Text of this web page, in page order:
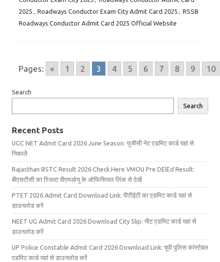
2025 , Roadways Conductor Exam City Admit Card 2025 , RSSB
Roadways Conductor Admit Card 2025 Official Website
Pages: « 1 2 3 4 5 6 7 8 9 10
Search
Search
Recent Posts
UGC NET Admit Card 2026 June Season: यूजीसी नेट एडमिट कार्ड यहां से
निकालें
Rajasthan BSTC Result 2026 Check Here VMOU Pre DElEd Result:
बीएसटीसी का रिजल्ट वीएमओयू के ऑफिसियल लिंक से देखें
PTET 2026 Admit Card Download Link: पीटीईटी का एडमिट कार्ड यहां से
डाउनलोड करें
NEET UG Admit Card 2026 Download City Slip: नीट एडमिट कार्ड यहां से
डाउनलोड करें
UP Police Constable Admit Card 2026 Download Link: यूपी पुलिस कांस्टेबल
एडमिट कार्ड यहां से डाउनलोड करें